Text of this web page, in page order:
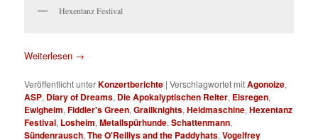
Hexentanz Festival
Weiterlesen →
Veröffentlicht unterKonzertberichte |Verschlagwortet mitAgonoize,
ASP, Diary of Dreams, Die Apokalyptischen Reiter, Eisregen,
Ewigheim,Fiddler's Green,Grailknights,Heldmaschine,Hexentanz
Festival, Losheim,Metallspürhunde,Schattenmann,
Sündenrausch,The O'Reillys and the Paddyhats,Vogelfrey